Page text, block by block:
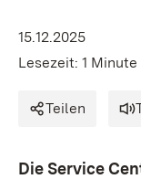
15.12.2025
Lesezeit: 1 Minute
Teilen
Die Service